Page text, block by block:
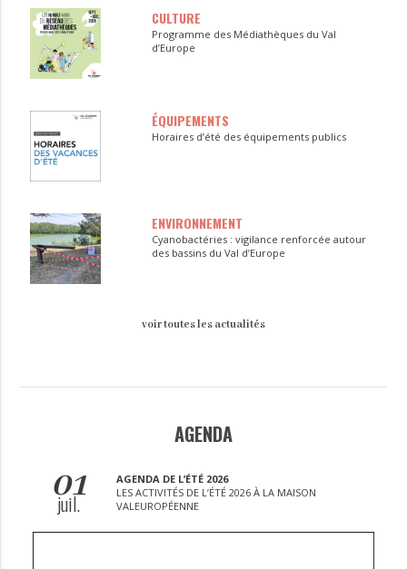
CULTURE
Programme des Médiathèques du Val
d’Europe
ÉQUIPEMENTS
Horaires d’été des équipements publics
ENVIRONNEMENT
Cyanobactéries : vigilance renforcée autour
des bassins du Val d’Europe
voir toutes les actualités
AGENDA
01
juil.
AGENDA DE L’ÉTÉ 2026
LES ACTIVITÉS DE L’ÉTÉ 2026 À LA MAISON
VALEUROPÉENNE